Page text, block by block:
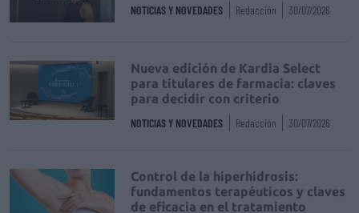
NOTICIAS Y NOVEDADES Redacción 30/07/2026
Nueva edición de Kardia Select
para titulares de farmacia: claves
para decidir con criterio
NOTICIAS Y NOVEDADES Redacción 30/07/2026
Control de la hiperhidrosis:
fundamentos terapéuticos y claves
de eficacia en el tratamiento